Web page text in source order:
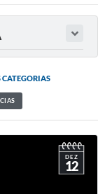
DEZ
12